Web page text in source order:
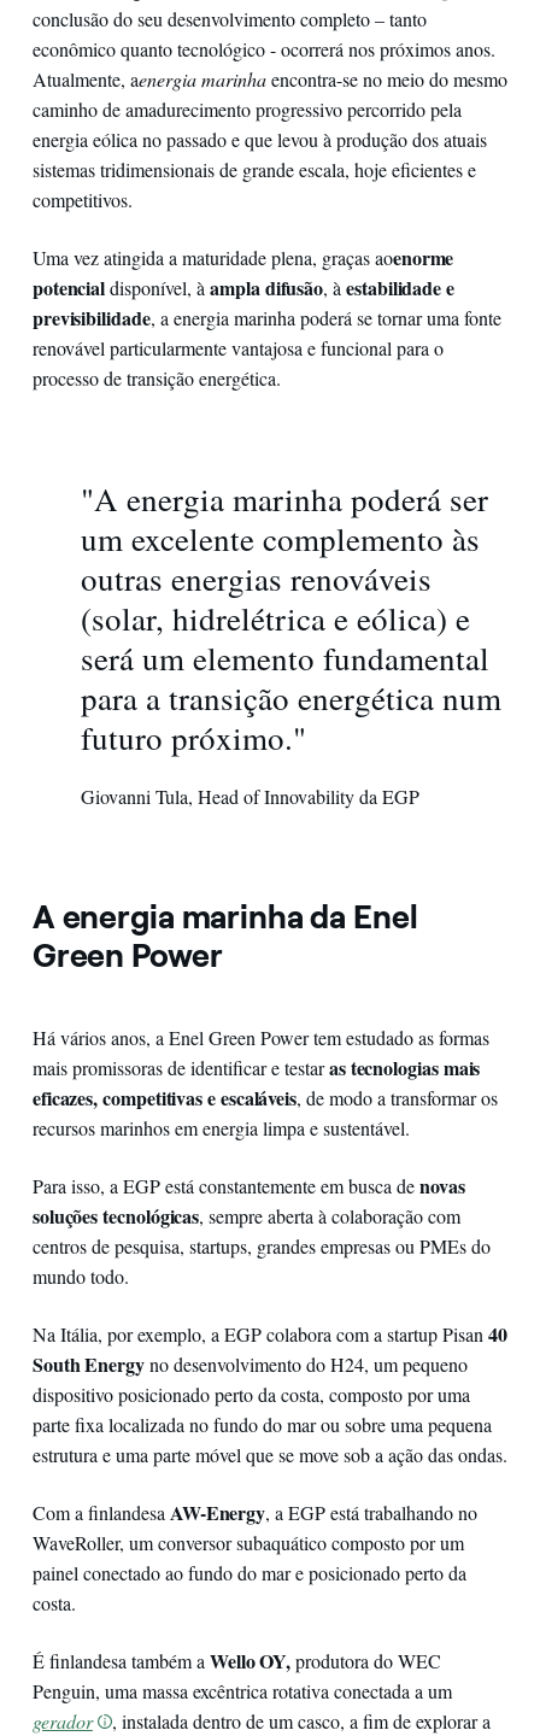
conclusão do seu desenvolvimento completo – tanto
econômico quanto tecnológico - ocorrerá nos próximos anos.
Atualmente, aenergia marinhaencontra-se no meio do mesmo
caminho de amadurecimento progressivo percorrido pela
energia eólica no passado e que levou à produção dos atuais
sistemas tridimensionais de grande escala, hoje eficientes e
competitivos.
Uma vez atingida a maturidade plena, graças aoenorme
potencialdisponível, àampla difusão, àestabilidade e
previsibilidade, a energia marinha poderá se tornar uma fonte
renovável particularmente vantajosa e funcional para o
processo de transição energética.
"A energia marinha poderá ser
um excelente complemento às
outras energias renováveis
(solar, hidrelétrica e eólica) e
será um elemento fundamental
para a transição energética num
futuro próximo."
Giovanni Tula, Head of Innovability da EGP
A energia marinha da Enel
Green Power
Há vários anos, a Enel Green Power tem estudado as formas
mais promissoras de identificar e testaras tecnologias mais
eficazes, competitivas e escaláveis, de modo a transformar os
recursos marinhos em energia limpa e sustentável.
Para isso, a EGP está constantemente em busca denovas
soluções tecnológicas, sempre aberta à colaboração com
centros de pesquisa, startups, grandes empresas ou PMEs do
mundo todo.
Na Itália, por exemplo, a EGP colabora com a startup Pisan 40
South Energyno desenvolvimento do H24, um pequeno
dispositivo posicionado perto da costa, composto por uma
parte fixa localizada no fundo do mar ou sobre uma pequena
estrutura e uma parte móvel que se move sob a ação das ondas.
Com a finlandesa AW-Energy, a EGP está trabalhando no
WaveRoller, um conversor subaquático composto por um
painel conectado ao fundo do mar e posicionado perto da
costa.
É finlandesa também a Wello OY,produtora do WEC
Penguin, uma massa excêntrica rotativa conectada a um
gerador
, instalada dentro de um casco, a fim de explorar a